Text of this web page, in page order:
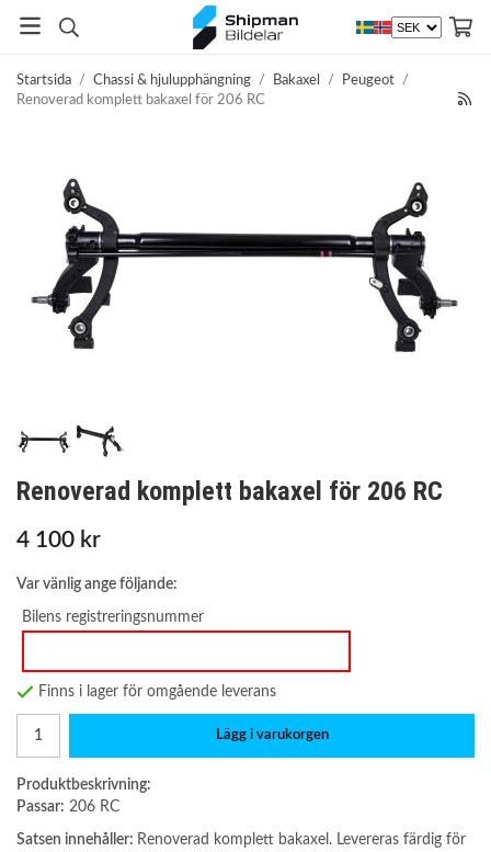
Startsida / Chassi & hjulupphängning / Bakaxel / Peugeot /
Renoverad komplett bakaxel för 206 RC
Renoverad komplett bakaxel för 206 RC
4 100 kr
Var vänlig ange följande:
Bilens registreringsnummer
Finns i lager för omgående leverans
Lägg i varukorgen
Produktbeskrivning:
Passar: 206 RC
Satsen innehåller: Renoverad komplett bakaxel. Levereras färdig för